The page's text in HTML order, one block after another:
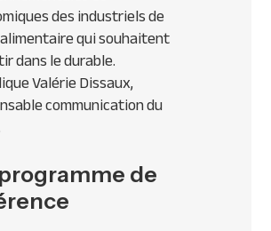
des industriels de
qui souhaitent
dans le durable.
Valérie Dissaux,
communication du
de